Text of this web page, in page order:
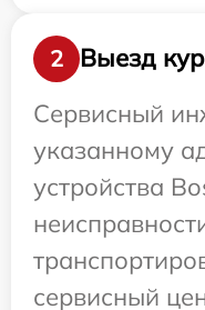
2
Выезд
Сервисный
указанному
устройства
сервисный